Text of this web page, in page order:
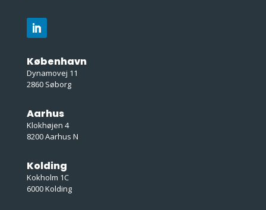
København
Dynamovej 11
2860 Søborg
Aarhus
Klokhøjen 4
8200 Aarhus N
Kolding
Kokholm 1C
6000 Kolding